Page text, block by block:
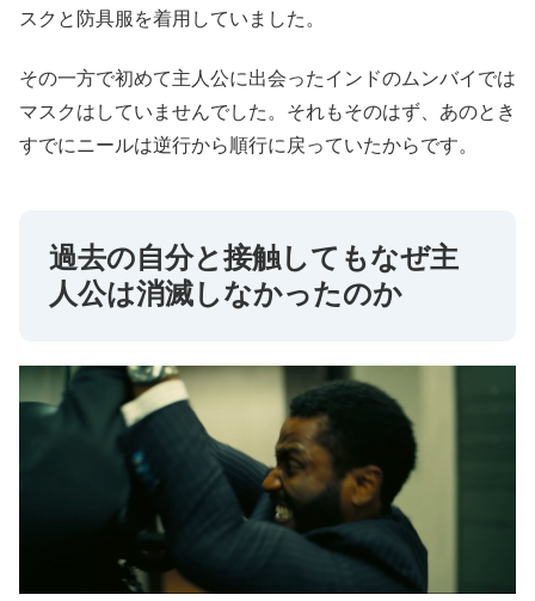
スクと防具服を着用していました。
その一方で初めて主人公に出会ったインドのムンバイでは
マスクはしていませんでした。それもそのはず、あのとき
すでにニールは逆行から順行に戻っていたからです。
過去の自分と接触してもなぜ主
人公は消滅しなかったのか